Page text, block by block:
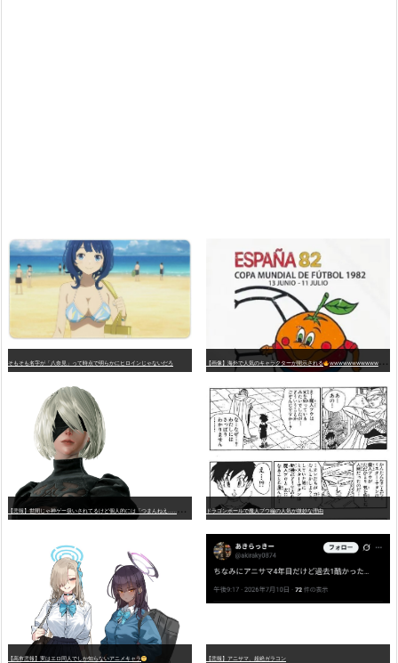
そもそも名字が「八奈見」って時点で明らかにヒロインじゃないだろ 【画像】海外で人気のキャラクターが開示される wwwwwwwwwwwwwwwwwwwwwwwwwwwwwwwwwwwwwwwwwwwwwwwww
ドラゴンボールで魔人ブウ編の人気が微妙な理由
【高市悲報】実はエロ同人でしか知らないアニメキャラ 【悲報】アニサマ、超絶ガラコン